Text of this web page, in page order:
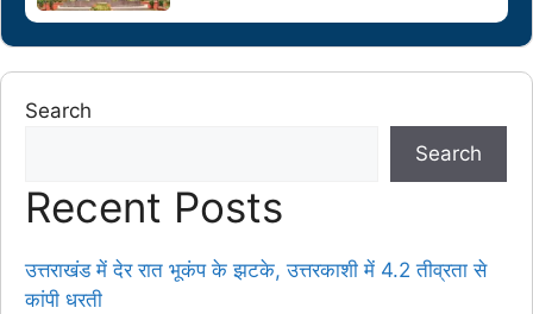
Search
Search
Recent Posts
उत्तराखंड में देर रात भूकंप के झटके, उत्तरकाशी में 4.2 तीव्रता से
कांपी धरती